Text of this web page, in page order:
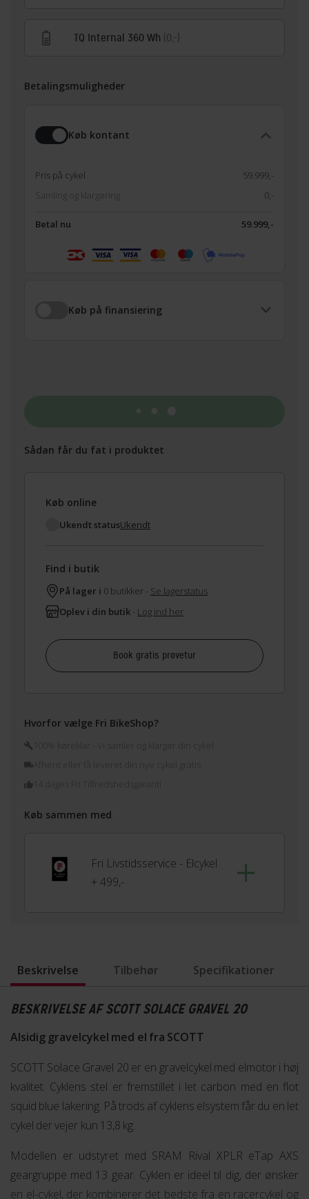
TQ Internal 360 Wh (0,-)
Betalingsmuligheder
Køb kontant
Pris på cykel
59.999,-
Samling og klargøring
0,-
Betal nu 59.999,-
Køb på finansiering
Sådan får du fat i produktet
Køb online
Ukendt statusUkendt
Find i butik
På lager i 0 butikker - Se lagerstatus
Oplev i din butik - Log ind her
Book gratis prøvetur
Hvorfor vælge Fri BikeShop?
100% køreklar - Vi samler og klargør din cykel
14 dages Fri Tilfredshedsgaranti
Køb sammen med
Fri Livstidsservice - Elcykel
+ 499,-
Beskrivelse Tilbehør Specifikationer
BESKRIVELSE AF SCOTT SOLACE GRAVEL 20
Alsidig gravelcykel med el fra SCOTT
SCOTT Solace Gravel 20 er en gravelcykel med elmotor i høj
kvalitet. Cyklens stel er fremstillet i let carbon med en flot
squid blue lakering. På trods af cyklens elsystem får du en let
cykel der vejer kun 13,8 kg.
Modellen er udstyret med SRAM Rival XPLR eTap AXS
geargruppe med 13 gear. Cyklen er ideel til dig, der ønsker
en el-cykel, der kombinerer det bedste fra en racercykel og